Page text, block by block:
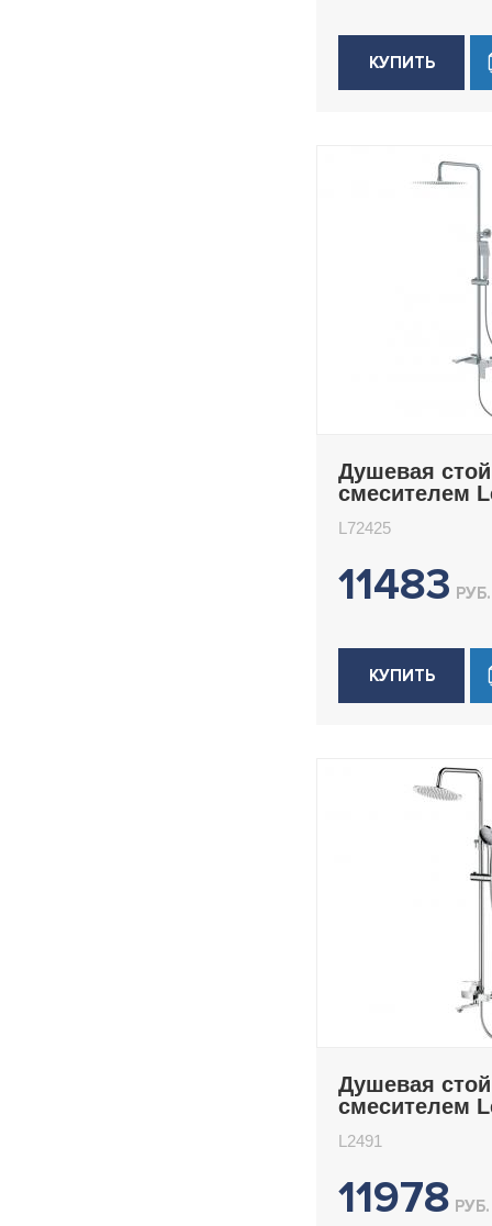
КУПИТЬ
Душевая
смесителем
L72425
11483 РУБ.
КУПИТЬ
Душевая
смесителем
L2491
11978 РУБ.